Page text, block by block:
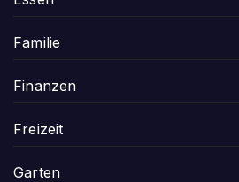
Familie
Finanzen
Freizeit
Garten